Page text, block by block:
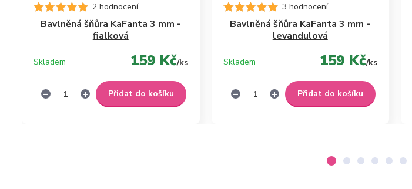
2 hodnocení
Bavlněná šňůra KaFanta 3 mm -
fialková
159 Kč/ks
Skladem
Přidat do košíku
3 hodnocení
Bavlněná šňůra KaFanta 3 mm -
levandulová
159 Kč/ks
Skladem
Přidat do košíku